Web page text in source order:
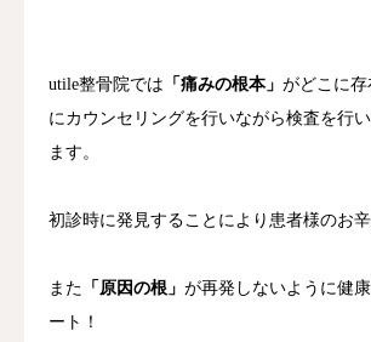
utile整骨院では 「痛みの根本」 がどこに
にカウンセリングを行いながら検査を行
ます。
初診時に発見することにより患者様のお辛
また 「原因の根」 が再発しないように健
ート！